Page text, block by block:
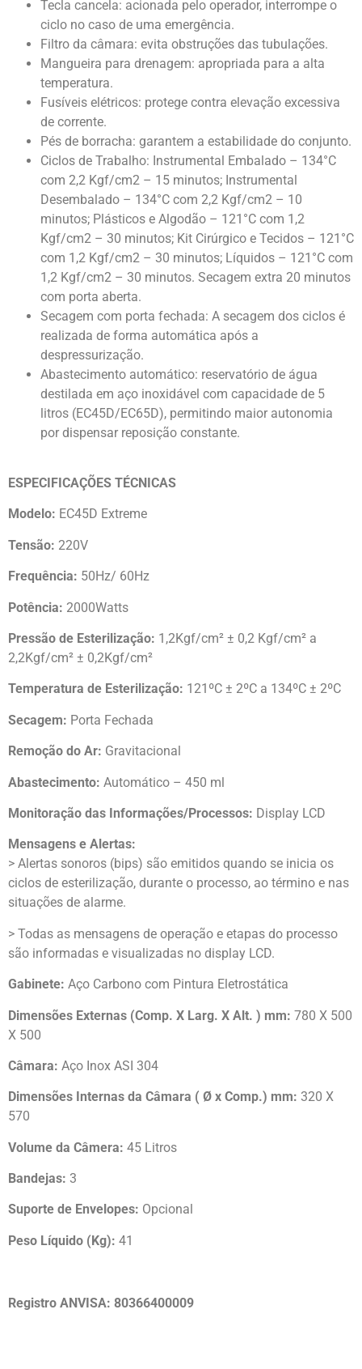
Tecla cancela: acionada pelo operador, interrompe o
ciclo no caso de uma emergência.
Filtro da câmara: evita obstruções das tubulações.
Mangueira para drenagem: apropriada para a alta
temperatura.
Fusíveis elétricos: protege contra elevação excessiva
de corrente.
Pés de borracha: garantem a estabilidade do conjunto.
Ciclos de Trabalho: Instrumental Embalado – 134°C
com 2,2 Kgf/cm2 – 15 minutos; Instrumental
Desembalado – 134°C com 2,2 Kgf/cm2 – 10
minutos; Plásticos e Algodão – 121°C com 1,2
Kgf/cm2 – 30 minutos; Kit Cirúrgico e Tecidos – 121°C
com 1,2 Kgf/cm2 – 30 minutos; Líquidos – 121°C com
1,2 Kgf/cm2 – 30 minutos. Secagem extra 20 minutos
com porta aberta.
Secagem com porta fechada: A secagem dos ciclos é
realizada de forma automática após a
despressurização.
Abastecimento automático: reservatório de água
destilada em aço inoxidável com capacidade de 5
litros (EC45D/EC65D), permitindo maior autonomia
por dispensar reposição constante.
ESPECIFICAÇÕES TÉCNICAS
Modelo: EC45D Extreme
Tensão: 220V
Frequência: 50Hz/ 60Hz
Potência: 2000Watts
Pressão de Esterilização: 1,2Kgf/cm² ± 0,2 Kgf/cm² a
2,2Kgf/cm² ± 0,2Kgf/cm²
Temperatura de Esterilização: 121ºC ± 2ºC a 134ºC ± 2ºC
Secagem: Porta Fechada
Remoção do Ar: Gravitacional
Abastecimento: Automático – 450 ml
Monitoração das Informações/Processos: Display LCD
Mensagens e Alertas:
> Alertas sonoros (bips) são emitidos quando se inicia os
ciclos de esterilização, durante o processo, ao término e nas
situações de alarme.
> Todas as mensagens de operação e etapas do processo
são informadas e visualizadas no display LCD.
Gabinete: Aço Carbono com Pintura Eletrostática
Dimensões Externas (Comp. X Larg. X Alt. ) mm: 780 X 500
X 500
Câmara: Aço Inox ASI 304
Dimensões Internas da Câmara ( Ø x Comp.) mm: 320 X
570
Volume da Câmera: 45 Litros
Bandejas: 3
Suporte de Envelopes: Opcional
Peso Líquido (Kg): 41
Registro ANVISA: 80366400009